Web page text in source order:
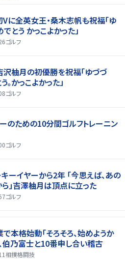
に全英女王・桑木志帆も祝福「ゆ
とう かっこよかった」
ゴルフ
柚月の初優勝を祝福「ゆづづ
かっこよかった」
ゴルフ
のための10分間ゴルフトレーニン
ゴルフ
ーイヤーから2年 「今思えば、あの
」吉澤柚月は頂点に立った
ゴルフ
本格始動「そろそろ、始めようか
伯乃富士と10番申し合い稽古
相撲格闘技